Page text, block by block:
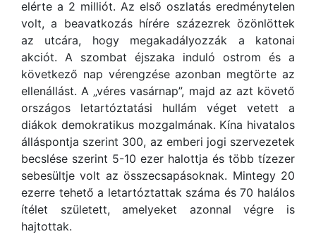
elérte a 2 milliót. Az első oszlatás eredménytelen
volt, a beavatkozás hírére százezrek özönlöttek
az utcára, hogy megakadályozzák a katonai
akciót. A szombat éjszaka induló ostrom és a
következő nap vérengzése azonban megtörte az
ellenállást. A „véres vasárnap”, majd az azt követő
országos letartóztatási hullám véget vetett a
diákok demokratikus mozgalmának. Kína hivatalos
álláspontja szerint 300, az emberi jogi szervezetek
becslése szerint 5-10 ezer halottja és több tízezer
sebesültje volt az összecsapásoknak. Mintegy 20
ezerre tehető a letartóztattak száma és 70 halálos
ítélet született, amelyeket azonnal végre is
hajtottak.